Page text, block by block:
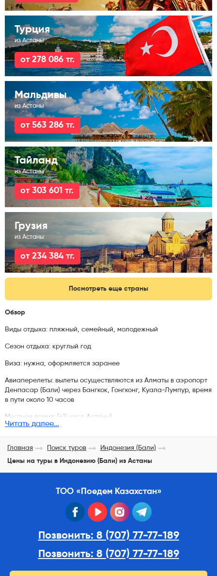
Турция
из Астаны
от 278 086 тг.
Мальдивы
из Астаны
от 563 286 тг.
Тайланд
из Астаны
от 303 601 тг.
Грузия
из Астаны
от 234 384 тг.
Посмотреть еще страны
Обзор
Виды отдыха: пляжный, семейный, молодежный
Сезон отдыха: круглый год
Виза: нужна, оформляется заранее
Авиаперелеты: вылеты осуществляются из Алматы в аэропорт
Денпасар (Бали) через Бангкок, Гонгконг, Куала-Лумпур, время
в пути около 10 часов
Местное время: (+2 часа Астаны)
Читать далее...
Главная Поиск туров
Индонезия (Бали)
Цены на туры в Индонезию (Бали) из Астаны
ТОО «Поедем Казахстан»
facebook youtube instagram
Позвонить: 8 (707) 77-77-189
Позвонить: 8 (707) 77-77-189